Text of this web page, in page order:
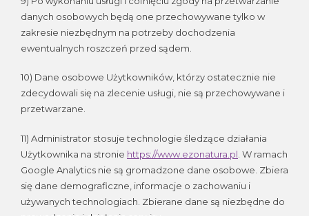
danych osobowych będą one przechowywane tylko w
zakresie niezbędnym na potrzeby dochodzenia
ewentualnych roszczeń przed sądem.
10) Dane osobowe Użytkowników, którzy ostatecznie nie
zdecydowali się na zlecenie usługi, nie są przechowywane i
przetwarzane.
11) Administrator stosuje technologie śledzące działania
Użytkownika na stronie https://www.ezonatura.pl . W ramach
Google Analytics nie są gromadzone dane osobowe. Zbiera
się dane demograficzne, informacje o zachowaniu i
używanych technologiach. Zbierane dane są niezbędne do